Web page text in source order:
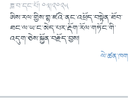
ཟླ་བ་དང་པོ། ༠༣།༢༠༢༥
ཨིས་རལ་གྱིས་གྷ་ཛའི་ནང་འཕྲོད་བསྟེན་ཐོབ་
ཐང་ལ་ཡ་ང་མེད་པར་རྡོག་རོལ་གཏོང་གི་
འདུག་ཅེས་སྐྱོན་བརྗོད་བྱས།
ལེ་ཚན་ཁག